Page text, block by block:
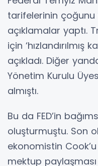
tarifelerinin çoğunu
açıklamalar yaptı.
için ‘hızlandırılmış
açıkladı. Diğer
Yönetim Kurulu
almıştı.
Bu da FED’in
oluşturmuştu. Son
ekonomistin
mektup